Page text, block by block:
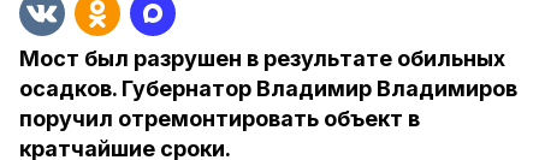
Мост был разрушен в результате обильных
осадков. Губернатор Владимир Владимиров
поручил отремонтировать объект в
кратчайшие сроки.